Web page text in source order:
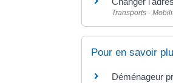
Transports -
Pour en savoir
Déménageur